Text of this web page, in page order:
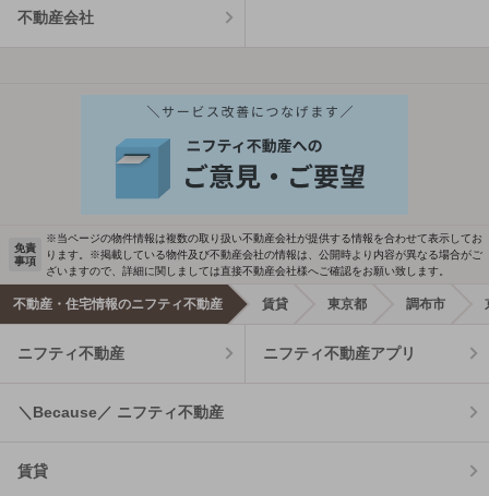
不動産会社
免責
事項
※当ページの物件情報は複数の取り扱い不動産会社が提供する情報を合わせて表示してお
ります。※掲載している物件及び不動産会社の情報は、公開時より内容が異なる場合がご
ざいますので、詳細に関しましては直接不動産会社様へご確認をお願い致します。
不動産・住宅情報のニフティ不動産 賃貸 東京都 調布市
ニフティ不動産 ニフティ不動産アプリ
＼Because／ ニフティ不動産
賃貸